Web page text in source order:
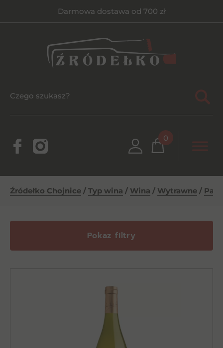
Darmowa dostawa od 700 zł
0
Źródełko Chojnice / Typ wina / Wina / Wytrawne /
Pokaz filtry